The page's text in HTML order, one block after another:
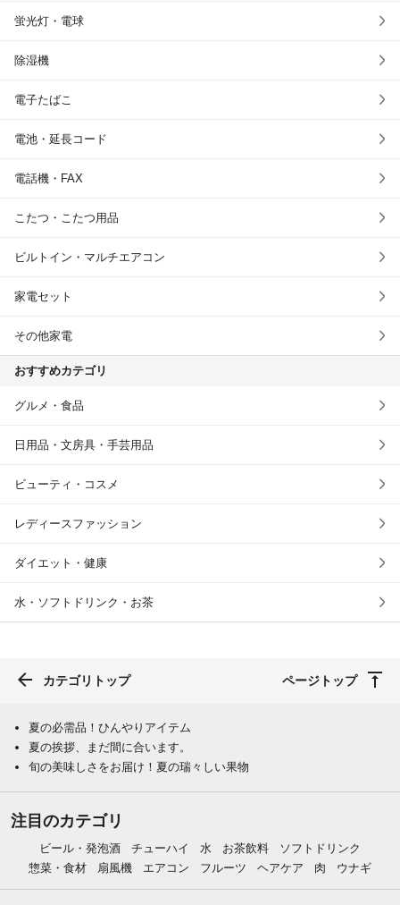
蛍光灯・電球
除湿機
電子たばこ
電池・延長コード
電話機・FAX
こたつ・こたつ用品
ビルトイン・マルチエアコン
家電セット
その他家電
おすすめカテゴリ
グルメ・食品
日用品・文房具・手芸用品
ビューティ・コスメ
レディースファッション
ダイエット・健康
水・ソフトドリンク・お茶
カテゴリトップ ページトップ
夏の必需品！ひんやりアイテム
夏の挨拶、まだ間に合います。
旬の美味しさをお届け！夏の瑞々しい果物
注目のカテゴリ
ビール・発泡酒 チューハイ 水 お茶飲料
ソフトドリンク
惣菜・食材
扇風機 エアコン フルーツ ヘアケア 肉 ウナギ